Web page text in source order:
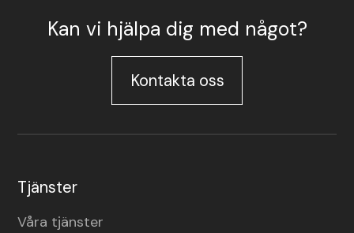
Kan vi hjälpa dig med något?
Kontakta oss
Tjänster
Våra tjänster